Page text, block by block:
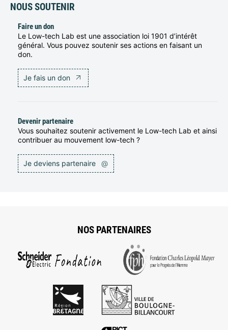
NOUS SOUTENIR
Faire un don
Le Low-tech Lab est une association loi 1901 d’intérêt
général. Vous pouvez soutenir ses actions en faisant un
don.
Je fais un don
Devenir partenaire
Vous souhaitez soutenir activement le Low-tech Lab et ainsi
contribuer au mouvement low-tech ?
Je deviens partenaire @
NOS PARTENAIRES